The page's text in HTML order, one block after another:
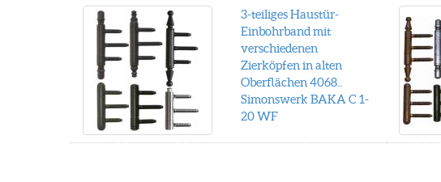
3-teiliges Haustür-
Einbohrband mit
verschiedenen
Zierköpfen in alten
Oberflächen 4068..
Simonswerk BAKA C 1-
20 WF